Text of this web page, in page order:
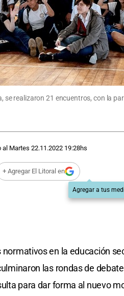
se realizaron 21 encuentros, con la
al Martes 22.11.2022 19:28hs
+ Agregar El Litoral en
Agregar a tus
en la educación
las rondas de debate
para dar forma al nuevo